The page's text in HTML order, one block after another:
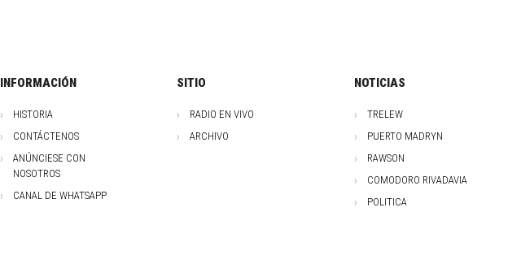
INFORMACIÓN
HISTORIA
CONTÁCTENOS
ANÚNCIESE CON
NOSOTROS
CANAL DE WHATSAPP
SITIO
RADIO EN VIVO
ARCHIVO
NOTICIAS
TRELEW
PUERTO MADRYN
RAWSON
COMODORO RIVADAVIA
POLITICA